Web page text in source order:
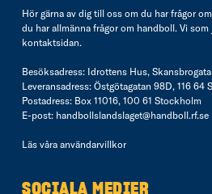
Hör gärna av dig till oss om du har frågor
du har allmänna frågor om handboll. Vi
kontaktsidan.
Besöksadress: Idrottens Hus,
Leveransadress: Östgötagatan 98D, 116 64
Postadress: Box 11016, 100 61 Stockholm
E-post: handbollslandslaget@handboll.rf.se
Läs våra användarvillkor
SOCIALA MEDIER